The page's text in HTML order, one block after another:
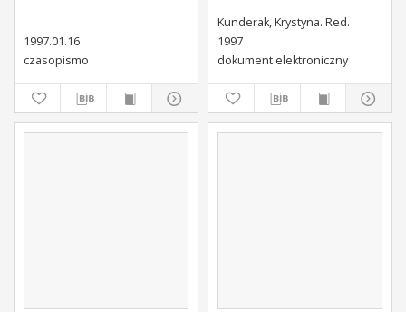
1997.01.16
czasopismo
Kunderak, Krystyna. Red.
1997
dokument elektroniczny